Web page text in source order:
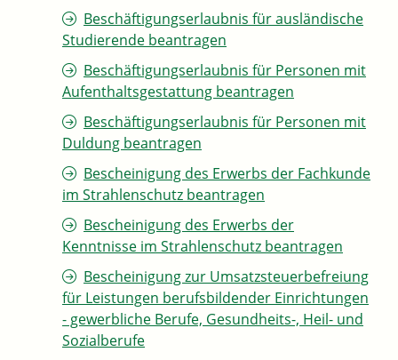
Beschäftigungserlaubnis für ausländische
Studierende beantragen
Beschäftigungserlaubnis für Personen mit
Aufenthaltsgestattung beantragen
Beschäftigungserlaubnis für Personen mit
Duldung beantragen
Bescheinigung des Erwerbs der Fachkunde
im Strahlenschutz beantragen
Bescheinigung des Erwerbs der
Kenntnisse im Strahlenschutz beantragen
Bescheinigung zur Umsatzsteuerbefreiung
für Leistungen berufsbildender Einrichtungen
- gewerbliche Berufe, Gesundheits-, Heil- und
Sozialberufe